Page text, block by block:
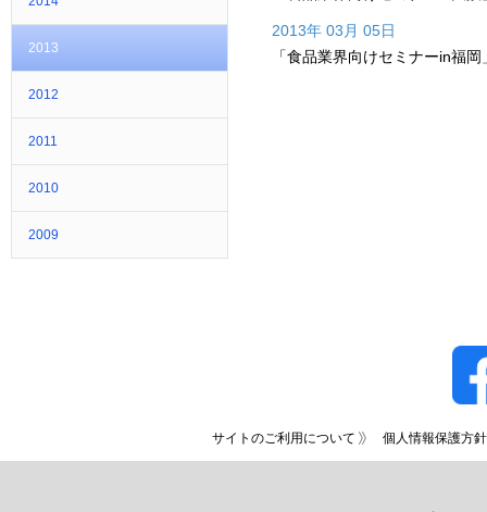
2013
2012
2011
2010
2009
2013年 03月 05日
「食品業界向けセミナーin福
サイトのご利用について 個人情報保護方針